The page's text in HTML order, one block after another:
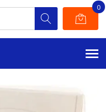
0